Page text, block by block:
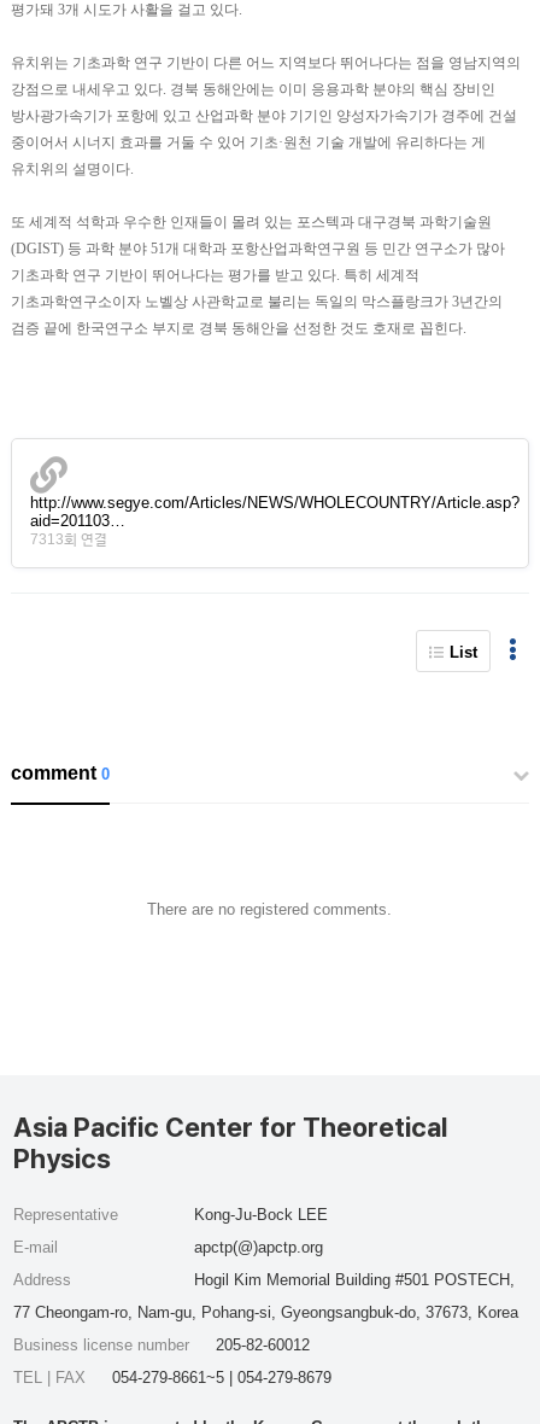
평가돼 3개 시도가 사활을 걸고 있다.
유치위는 기초과학 연구 기반이 다른 어느 지역보다 뛰어나다는 점을 영남지역의
강점으로 내세우고 있다. 경북 동해안에는 이미 응용과학 분야의 핵심 장비인
방사광가속기가 포항에 있고 산업과학 분야 기기인 양성자가속기가 경주에 건설
중이어서 시너지 효과를 거둘 수 있어 기초·원천 기술 개발에 유리하다는 게
유치위의 설명이다.
또 세계적 석학과 우수한 인재들이 몰려 있는 포스텍과 대구경북 과학기술원
(DGIST) 등 과학 분야 51개 대학과 포항산업과학연구원 등 민간 연구소가 많아
기초과학 연구 기반이 뛰어나다는 평가를 받고 있다. 특히 세계적
기초과학연구소이자 노벨상 사관학교로 불리는 독일의 막스플랑크가 3년간의
검증 끝에 한국연구소 부지로 경북 동해안을 선정한 것도 호재로 꼽힌다.
http://www.segye.com/Articles/NEWS/WHOLECOUNTRY/Article.asp?
aid=201103…
7313회 연결
List
comment0
There are no registered comments.
Asia Pacific Center for Theoretical
Physics
Representative
Kong-Ju-Bock LEE
E-mail
apctp(@)apctp.org
Address
Hogil Kim Memorial Building #501 POSTECH,
77 Cheongam-ro, Nam-gu, Pohang-si, Gyeongsangbuk-do, 37673, Korea
Business license number
205-82-60012
TEL | FAX
054-279-8661~5 | 054-279-8679